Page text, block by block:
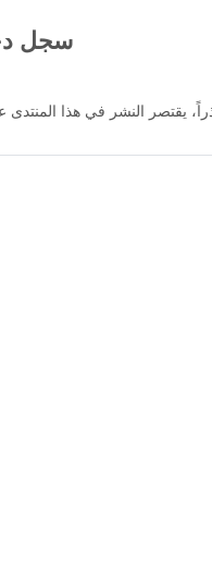
سجل
يقتصر النشر في هذا